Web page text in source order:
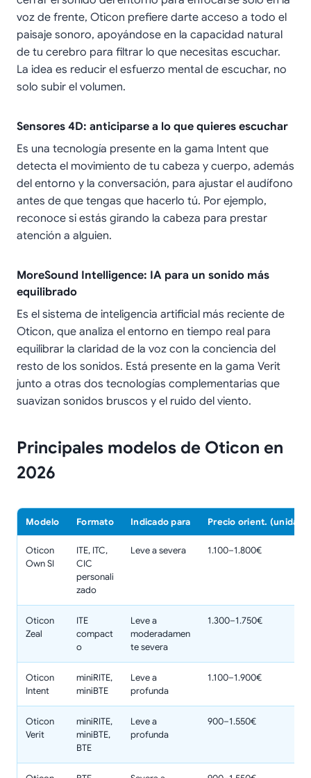
voz de frente, Oticon prefiere darte acceso a todo el
paisaje sonoro, apoyándose en la capacidad natural
de tu cerebro para filtrar lo que necesitas escuchar.
La idea es reducir el esfuerzo mental de escuchar, no
solo subir el volumen.
Sensores 4D: anticiparse a lo que quieres escuchar
Es una tecnología presente en la gama Intent que
detecta el movimiento de tu cabeza y cuerpo, además
del entorno y la conversación, para ajustar el audífono
antes de que tengas que hacerlo tú. Por ejemplo,
reconoce si estás girando la cabeza para prestar
atención a alguien.
MoreSound Intelligence: IA para un sonido más
equilibrado
Es el sistema de inteligencia artificial más reciente de
Oticon, que analiza el entorno en tiempo real para
equilibrar la claridad de la voz con la conciencia del
resto de los sonidos. Está presente en la gama Verit
junto a otras dos tecnologías complementarias que
suavizan sonidos bruscos y el ruido del viento.
Principales modelos de Oticon en
2026
Modelo Formato Indicado para Precio orient. (unidad)
Oticon
Own SI
ITE, ITC,
CIC
personali
zado
Leve a severa 1.100–1.800€
Oticon
Zeal
ITE
compact
o
Leve a
moderadamen
te severa
1.300–1.750€
Oticon
Intent
miniRITE,
miniBTE
Leve a
profunda
1.100–1.900€
Oticon
Verit
miniRITE,
miniBTE,
BTE
Leve a
profunda
900–1.550€